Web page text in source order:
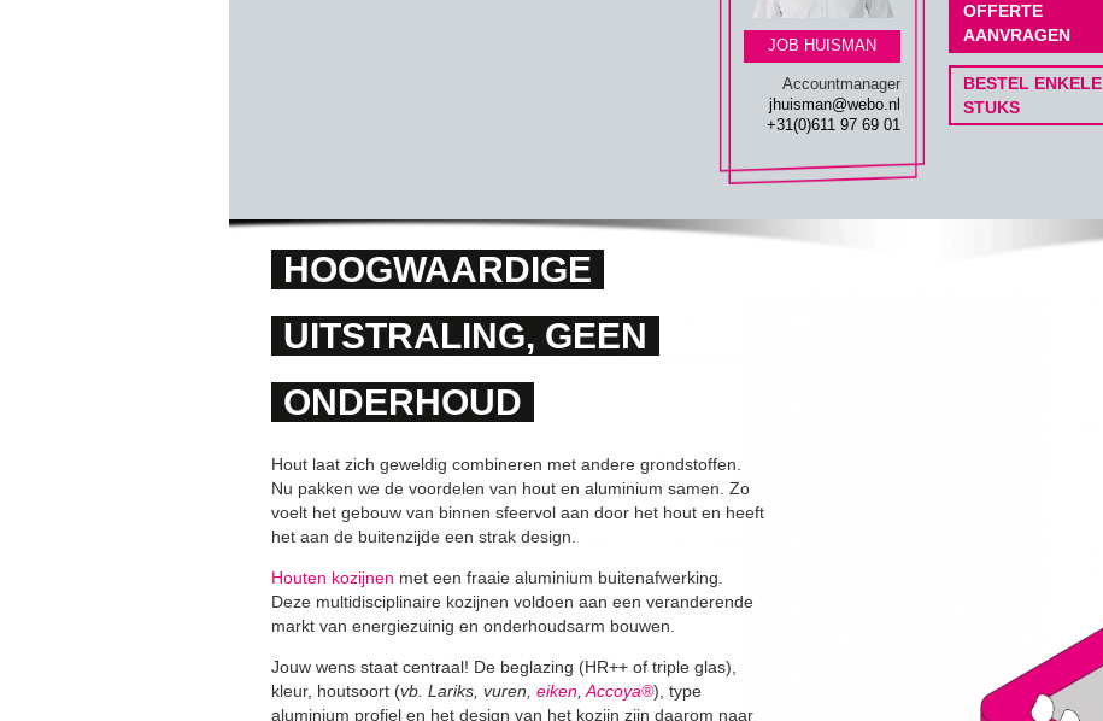
JOB HUISMAN
Accountmanager
jhuisman@webo.nl
+31(0)611 97 69 01
OFFERTE
AANVRAGEN
BESTEL ENKELE
STUKS
HOOGWAARDIGE
UITSTRALING, GEEN
ONDERHOUD
Hout laat zich geweldig combineren met andere grondstoffen.
Nu pakken we de voordelen van hout en aluminium samen. Zo
voelt het gebouw van binnen sfeervol aan door het hout en heeft
het aan de buitenzijde een strak design.
Houten kozijnen met een fraaie aluminium buitenafwerking.
Deze multidisciplinaire kozijnen voldoen aan een veranderende
markt van energiezuinig en onderhoudsarm bouwen.
Jouw wens staat centraal! De beglazing (HR++ of triple glas),
kleur, houtsoort (vb. Lariks, vuren, eiken,Accoya®), type
aluminium profiel en het design van het kozijn zijn daarom naar